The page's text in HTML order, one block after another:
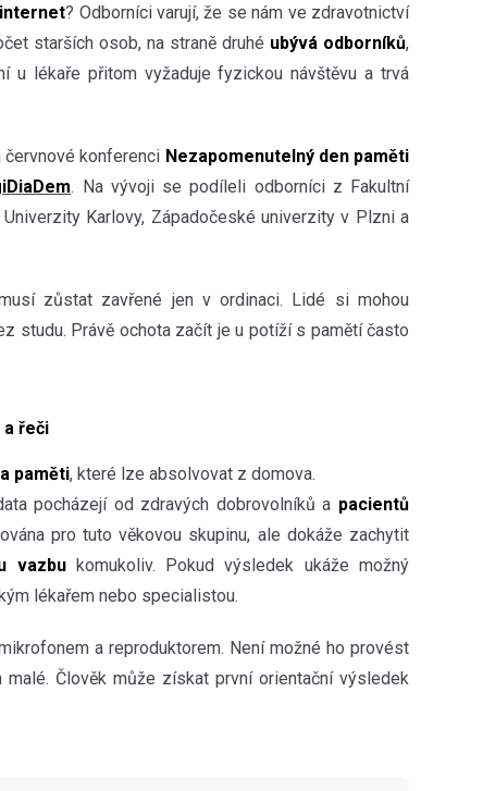
? Odborníci varují, že se nám ve zdravotnictví
starších osob, na straně druhé ubývá odborníků,
lékaře přitom vyžaduje fyzickou návštěvu a trvá
červnové konferenci Nezapomenutelný den paměti
. Na vývoji se podíleli odborníci z Fakultní
Karlovy, Západočeské univerzity v Plzni a
zůstat zavřené jen v ordinaci. Lidé si mohou
studu. Právě ochota začít je u potíží s pamětí často
řeči
paměti, které lze absolvovat z domova.
pocházejí od zdravých dobrovolníků a pacientů
pro tuto věkovou skupinu, ale dokáže zachytit
vazbu komukoliv. Pokud výsledek ukáže možný
lékařem nebo specialistou.
a reproduktorem. Není možné ho provést
Člověk může získat první orientační výsledek